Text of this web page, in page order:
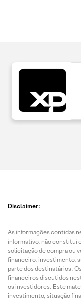
Disclaimer:
As informações contidas
informativo, não constitui
solicitação de compra ou
financeiro, investimento,
parte dos destinatários.
financeiros discutidos
os investidores. Este
investimento, situação